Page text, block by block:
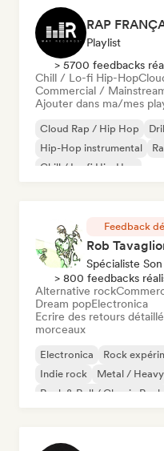
Playlist
> 5700 feedbacks
Chill / Lo-fi Hip-Hop
Commercial /
Ajouter dans ma/mes
Cloud Rap / Hip Hop
Hip-Hop instrumental
Chill / Lo-fi Hip-Hop
Feedback
Rob
Spécialiste Son
> 800 feedbacks
Alternative rock
Dream popElectronica
Ecrire des retours
morceaux
Electronica Rock
Indie rock
Metal /
Rock & Roll / Classic Rock